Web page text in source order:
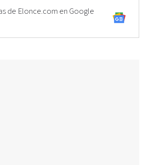
de Elonce.com en Google